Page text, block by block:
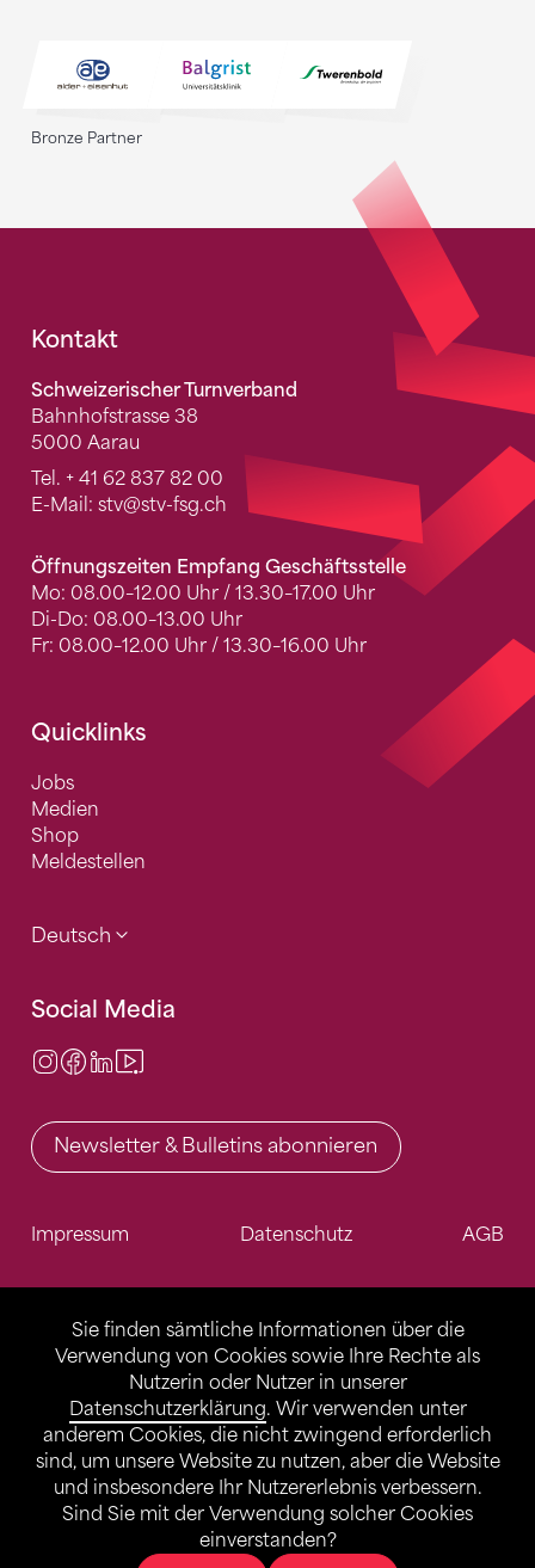
Sie finden sämtliche Informationen über die
Verwendung von Cookies sowie Ihre Rechte als
Nutzerin oder Nutzer in unserer
Datenschutzerklärung. Wir verwenden unter
anderem Cookies, die nicht zwingend erforderlich
sind, um unsere Website zu nutzen, aber die Website
und insbesondere Ihr Nutzererlebnis verbessern.
Sind Sie mit der Verwendung solcher Cookies
einverstanden?
Bronze Partner
Fusszeile
Kontakt
Schweizerischer Turnverband
Bahnhofstrasse 38
5000 Aarau
Tel. + 41 62 837 82 00
E-Mail: stv@stv-fsg.ch
Öffnungszeiten Empfang Geschäftsstelle
Mo: 08.00–12.00 Uhr / 13.30–17.00 Uhr
Di-Do: 08.00–13.00 Uhr
Fr: 08.00–12.00 Uhr / 13.30–16.00 Uhr
Quicklinks
Jobs
Medien
Shop
Meldestellen
Deutsch
Social Media
Instagram
Facebook
LinkedIn
Newsletter & Bulletins abonnieren
Impressum Datenschutz AGB